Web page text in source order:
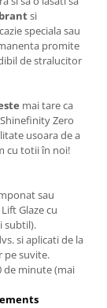
si
speciala sau
promite
de stralucitor
mai tare ca
Zero
usoara de a
cu totii în noi!
sau
Glaze cu
subtil).
si aplicati de la
pe suvite.
de minute (mai